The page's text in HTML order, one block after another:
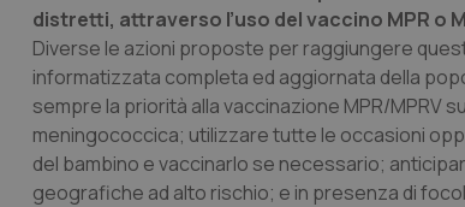
distretti, attraverso l’uso del vaccino MPR o
Diverse le azioni proposte per raggiungere
informatizzata completa ed aggiornata della
sempre la priorità alla vaccinazione MPR/
meningococcica; utilizzare tutte le occasioni
del bambino e vaccinarlo se necessario;
geografiche ad alto rischio; e in presenza di